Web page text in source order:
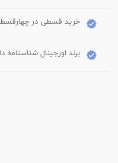
خرید قسطی در
برند اورجینال شناسنامه دار